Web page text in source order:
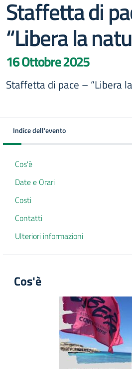
Staffetta di
“Libera la
16 Ottobre 2025
Staffetta di pace – “Libera
Indice dell'evento
Cos'è
Date e Orari
Costi
Contatti
Ulteriori informazioni
Cos'è